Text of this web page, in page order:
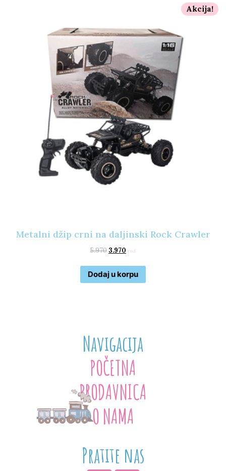
Akcija!
Metalni džip crni na daljinski Rock Crawler
5.970 3.970 rsd
Dodaj u korpu
Navigacija
POČETNA
PRODAVNICA
O NAMA
Pratite nas